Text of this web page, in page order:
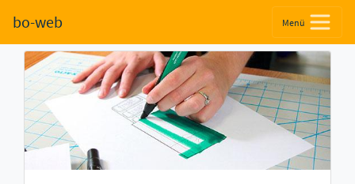
bo-web Menü
Fachoberschule (Klassenstufe
11 und 12) (FOS)